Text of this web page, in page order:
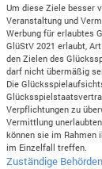
Um diese Ziele besser
Veranstaltung und
Werbung für erlaubtes
GlüStV 2021 erlaubt,
den Zielen des
darf nicht übermäßig
Die
Verpflichtungen zu
Vermittlung
können sie im Rahmen
im Einzelfall treffen.
Zuständige Behörden